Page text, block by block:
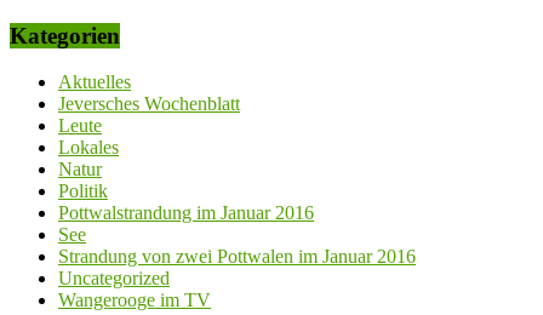
Kategorien
Aktuelles
Jeversches Wochenblatt
Leute
Lokales
Natur
Politik
Pottwalstrandung im Januar 2016
See
Strandung von zwei Pottwalen im Januar 2016
Uncategorized
Wangerooge im TV